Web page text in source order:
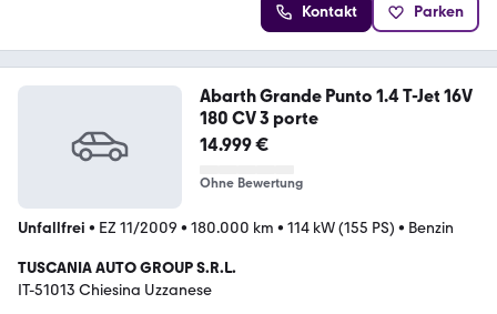
Kontakt Parken
Abarth Grande Punto 1.4 T-Jet 16V
180 CV 3 porte
14.999 €
Ohne Bewertung
Unfallfrei • EZ 11/2009 • 180.000 km • 114 kW (155 PS) • Benzin
TUSCANIA AUTO GROUP S.R.L.
IT-51013 Chiesina Uzzanese